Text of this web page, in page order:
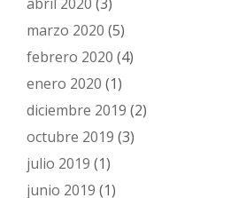
marzo 2020 (5)
febrero 2020 (4)
enero 2020 (1)
diciembre 2019 (2)
octubre 2019 (3)
julio 2019 (1)
junio 2019 (1)